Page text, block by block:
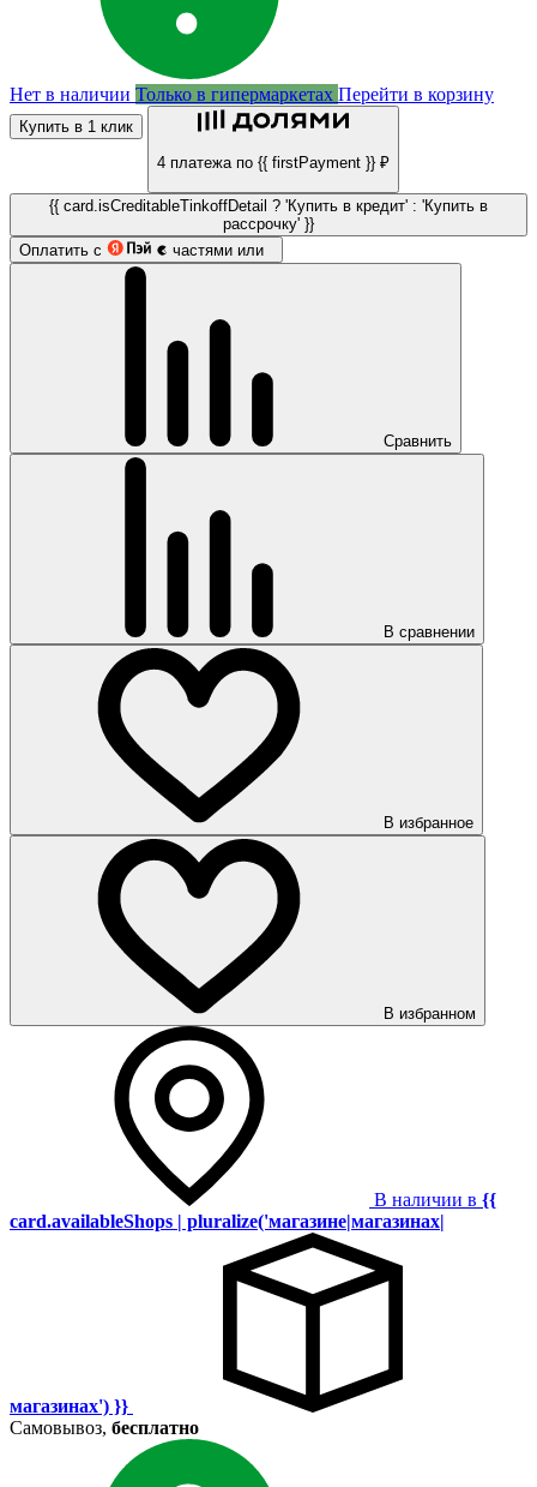
Нет в наличии Только в гипермаркетах Перейти в корзину
Купить в 1 клик
4 платежа по {{ firstPayment }} ₽
{{ card.isCreditableTinkoffDetail ? 'Купить в кредит' : 'Купить в
рассрочку' }}
Оплатить с
частями или
Сравнить
В сравнении
В избранное
В избранном
В наличии в {{
card.availableShops | pluralize('магазине|магазинах|
магазинах') }}
Самовывоз, бесплатно